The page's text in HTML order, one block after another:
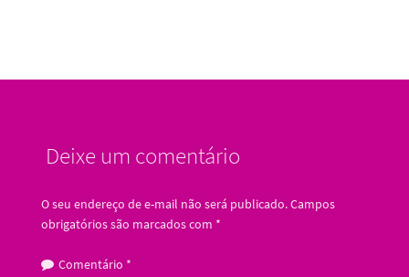
Deixe um comentário
O seu endereço de e-mail não será publicado.Campos
obrigatórios são marcados com *
Comentário *